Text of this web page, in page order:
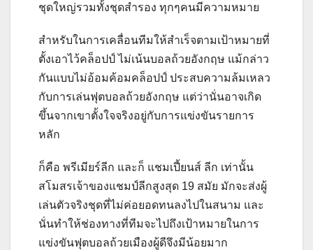
ชุดใหญ่รวมทั้งชุดสำรอง ทุกๆคนมีความหมาย
สำหรับในการเคลื่อนทีมให้สำเร็จตามเป้าหมายที่
ตั้งเอาไว้คล็อปป์ ไม่เน้นบอลถ้วยอังกฤษ แม้กล่าว
กันแบบไม่อ้อมค้อมคล็อปป์ ประสบความล้มเหลว
กับการเล่นฟุตบอลถ้วยอังกฤษ แต่ว่านั่นอาจเกิด
ขึ้นจากเขาตั้งใจจริงอยู่กับการแข่งขันรายการ
หลัก
ก็คือ พรีเมียร์ลีก และก็ แชมเปี้ยนส์ ลีก เท่านั้น
สโมสรเจ้าของแชมป์ลีกสูงสุด 19 สมัย มักจะส่งผู้
เล่นตัวจริงชุดที่ไม่ค่อยอดทนลงไปในสนาม และ
นั่นทำให้ช่องทางที่ทีมจะไปถึงเป้าหมายในการ
แข่งขันฟุตบอลถ้วยเมืองผู้ดีจึงมีน้อยมาก